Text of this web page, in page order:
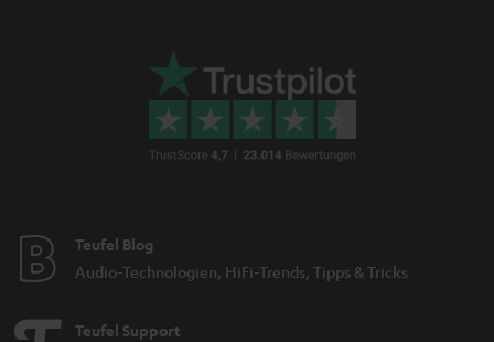
Teufel Blog
Audio-Technologien, HiFi-Trends, Tipps & Tricks
Teufel Support